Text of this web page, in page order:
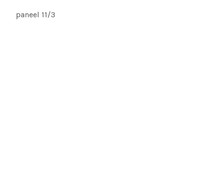
paneel 11/3